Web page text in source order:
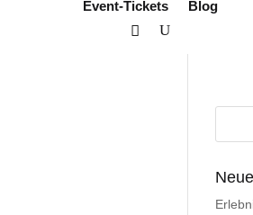
Event-Tickets
Blog